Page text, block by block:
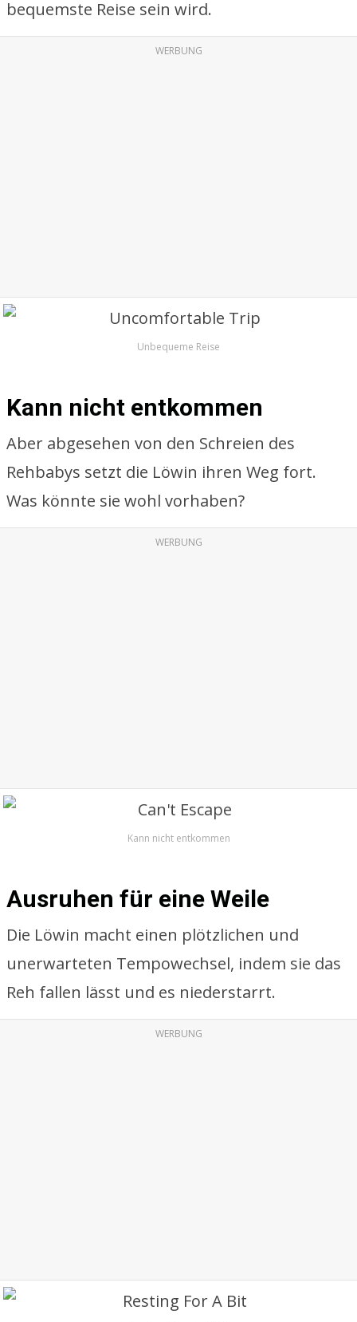
bequemste Reise sein wird.
WERBUNG
Unbequeme Reise
Kann nicht entkommen
Aber abgesehen von den Schreien des
Rehbabys setzt die Löwin ihren Weg fort.
Was könnte sie wohl vorhaben?
WERBUNG
Kann nicht entkommen
Ausruhen für eine Weile
Die Löwin macht einen plötzlichen und
unerwarteten Tempowechsel, indem sie das
Reh fallen lässt und es niederstarrt.
WERBUNG